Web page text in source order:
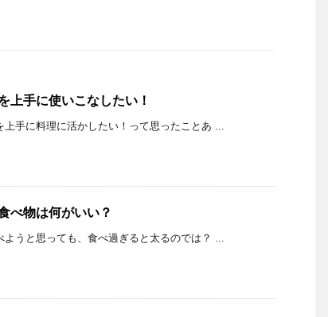
上手に使いこなしたい！
手に料理に活かしたい！って思ったことあ ...
べ物は何がいい？
うと思っても、食べ過ぎると太るのでは？ ...